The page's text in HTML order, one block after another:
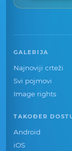
GALERIJA
Najnoviji crteži
Svi pojmovi
Image rights
TAKOĐER
Android
iOS